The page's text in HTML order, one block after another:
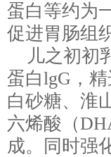
蛋白等约为
促进胃肠组
儿之初初
蛋白lgG，
白砂糖、淮
六烯酸（
成。同时强